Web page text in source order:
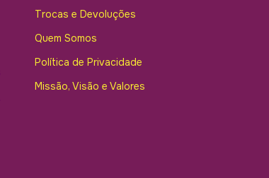
Trocas e Devoluções
Quem Somos
Política de Privacidade
Missão, Visão e Valores